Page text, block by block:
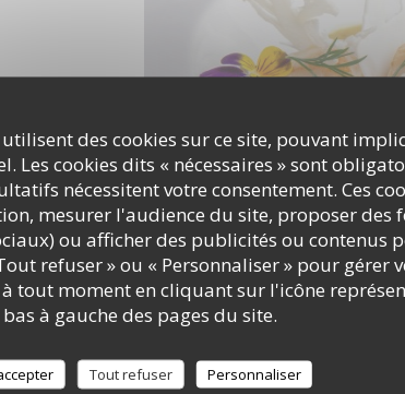
des cookies sur ce site, pouvant
Les cookies dits « nécessaires » sont
nécessitent votre consentement. Ces
mesurer l'audience du site, proposer des
ou afficher des publicités ou contenus
refuser » ou « Personnaliser » pour gérer
tout moment en cliquant sur l'icône
à gauche des pages du site.
Tout refuser
Personnaliser